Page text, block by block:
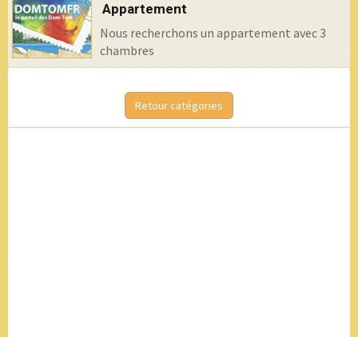
Appartement
Nous recherchons un appartement avec 3
chambres
Retour catégories